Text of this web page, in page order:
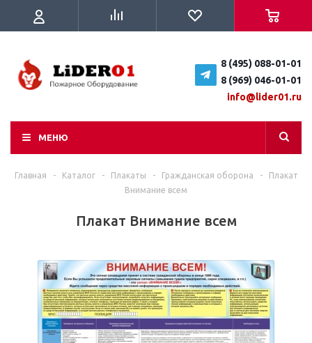
8 (495) 088-01-01
8 (969) 046-01-01
info@lider01.ru
МЕНЮ
Главная - Каталог - Плакаты - Гражданская оборона -
Плакат
Внимание всем
Плакат Внимание всем